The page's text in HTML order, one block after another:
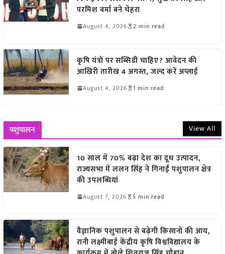
परमिश वर्मा बने चेहरा
August 4, 2026 2 min read
कृषि यंत्रों पर सब्सिडी चाहिए? आवेदन की
आखिरी तारीख 4 अगस्त, जल्द करें अप्लाई
August 4, 2026 1 min read
पशुपालन View All
10 साल में 70% बढ़ा देश का दूध उत्पादन,
राज्यसभा में ललन सिंह ने गिनाईं पशुपालन क्षेत्र
की उपलब्धियां
August 7, 2026 5 min read
वैज्ञानिक पशुपालन से बढ़ेगी किसानों की आय,
रानी लक्ष्मीबाई केंद्रीय कृषि विश्वविद्यालय के